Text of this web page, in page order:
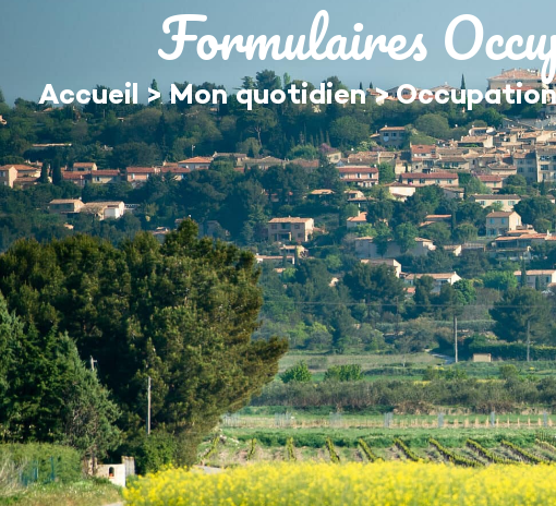
MA MAIRIE MON
Formulaires
Accueil>Mon quotidien>